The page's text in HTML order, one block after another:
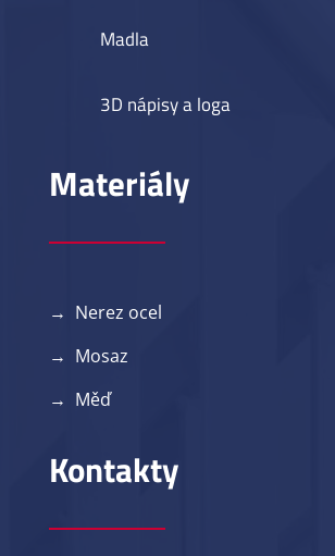
Madla
3D nápisy a loga
Materiály
→ Nerez ocel
→ Mosaz
→ Měď
Kontakty